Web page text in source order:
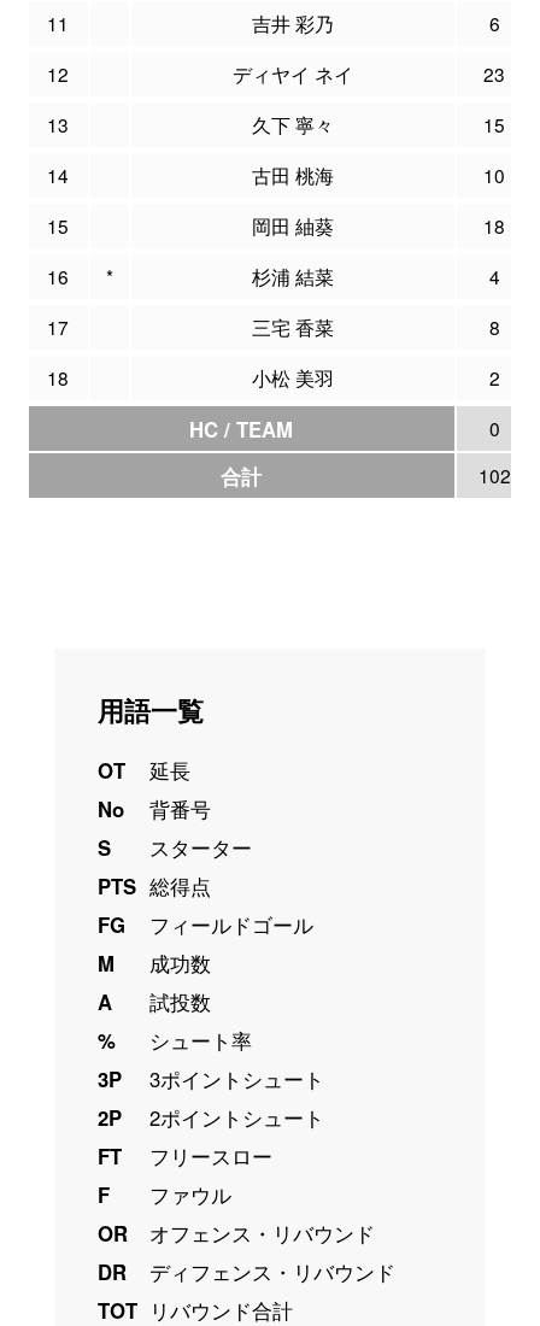
11 吉井 彩乃
6
12
ディヤイ ネイ
23
13
久下 寧々
15
14
古田 桃海
10
15
岡田 紬葵
18
16
* 杉浦 結菜
4
17
三宅 香菜
8
18
小松 美羽 2
HC / TEAM 0
合計 102
用語一覧
OT
延長
No
背番号
S
スターター
PTS 総得点
FG
フィールドゴール
M
成功数
A
試投数
%
シュート率
3P
3ポイントシュート
2P
2ポイントシュート
FT
フリースロー
F
ファウル
OR
オフェンス・リバウンド
DR
ディフェンス・リバウンド
TOT リバウンド合計